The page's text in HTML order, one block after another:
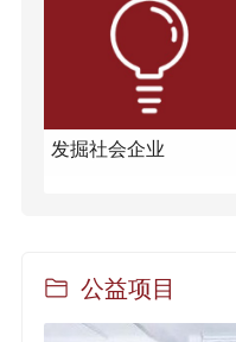
发掘社会企业
公益项目